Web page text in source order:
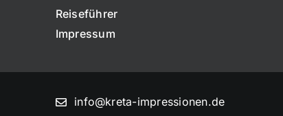
Reiseführer
Impressum
info@kreta-impressionen.de